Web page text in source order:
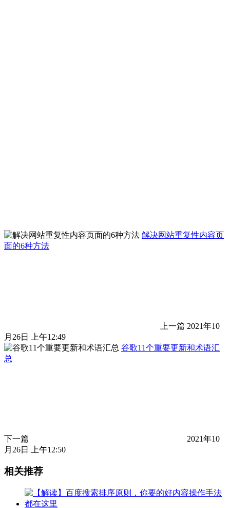
解决网站重复性内容页
面的6种方法
上一篇 2021年10
月26日 上午12:49
谷歌11个重要更新和术语汇
总
下一篇
2021年10
月26日 上午12:50
相关推荐